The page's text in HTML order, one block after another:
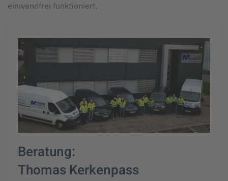
einwandfrei funktioniert.
Beratung:
Thomas Kerkenpass